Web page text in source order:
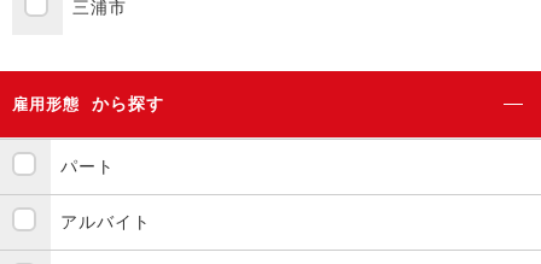
三浦市
雇用形態 から探す
パート
アルバイト